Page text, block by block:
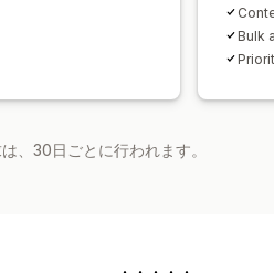
Bulk
、30日ごとに行われます。